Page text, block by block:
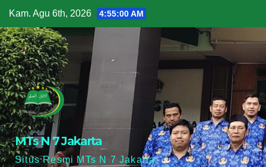
Skip
to
content
Kam. Agu 6th, 2026 4:55:01 AM
MTs N 7 Jakarta
Situs Resmi MTs N 7 Jakarta